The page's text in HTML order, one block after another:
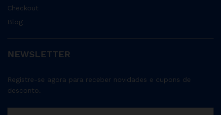
Checkout
Blog
NEWSLETTER
Registre-se agora para receber novidades e cupons de
desconto.